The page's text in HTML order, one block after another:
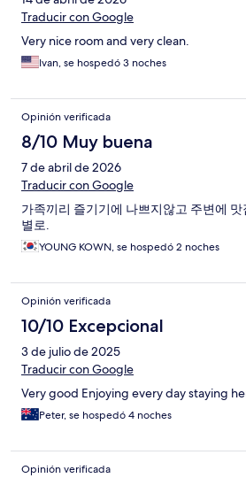
Traducir con Google
Very nice room and very clean.
Ivan, se hospedó 3 noches
Opinión verificada
8/10 Muy buena
7 de abril de 2026
Traducir con Google
가족끼리 즐기기에 나쁘지않고 주변에
별로.
YOUNG KOWN, se hospedó 2 noches
Opinión verificada
10/10 Excepcional
3 de julio de 2025
Traducir con Google
Very good Enjoying every day staying
Peter, se hospedó 4 noches
Opinión verificada